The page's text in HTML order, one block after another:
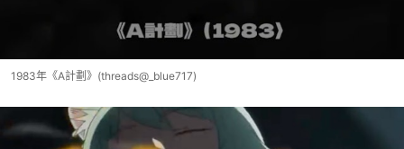
1983年《A計劃》(threads@_blue717)